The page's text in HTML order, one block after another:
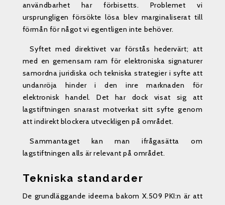
användbarhet har förbisetts. Problemet vi
ursprungligen försökte lösa blev marginaliserat till
förmån för något vi egentligen inte behöver.
Syftet med direktivet var förstås hedervärt; att
med en gemensam ram för elektroniska signaturer
samordna juridiska och tekniska strategier i syfte att
undanröja hinder i den inre marknaden för
elektronisk handel. Det har dock visat sig att
lagstiftningen snarast motverkat sitt syfte genom
att indirekt blockera utveckligen på området.
Sammantaget kan man ifrågasätta om
lagstiftningen alls är relevant på området.
Tekniska standarder
De grundläggande ideerna bakom X.509 PKI:n är att